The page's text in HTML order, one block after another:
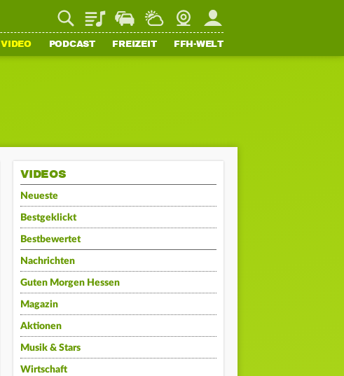
PlaylistStaupilotWetterWebcamMein FFH
VIDEO PODCAST FREIZEIT FFH-WELT
VIDEOS
Neueste
Bestgeklickt
Bestbewertet
Nachrichten
Guten Morgen Hessen
Magazin
Aktionen
Musik & Stars
Wirtschaft